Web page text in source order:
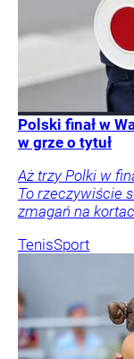
Polski finał w
w grze o tytuł
Aż trzy Polki w
To rzeczywiście
zmagań na
TenisSport